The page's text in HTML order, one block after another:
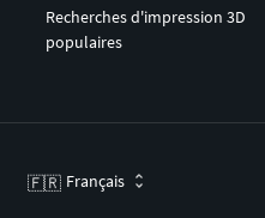
Recherches d'impression 3D
populaires
🇫🇷 Français